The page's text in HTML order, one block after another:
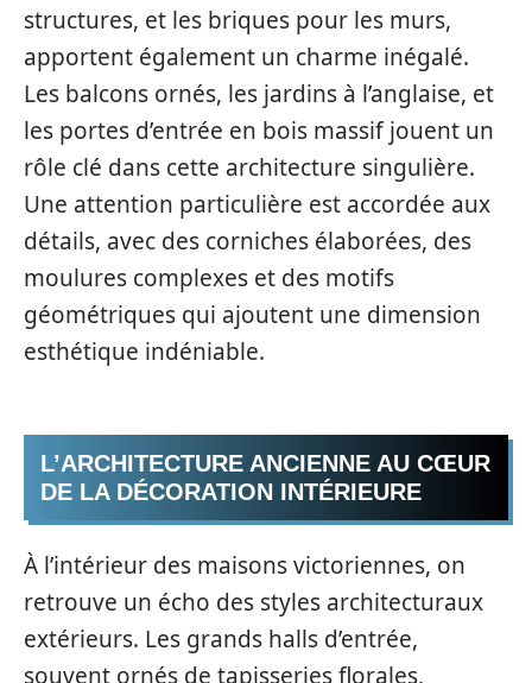
structures, et les briques pour les murs,
apportent également un charme inégalé.
Les balcons ornés, les jardins à l’anglaise, et
les portes d’entrée en bois massif jouent un
rôle clé dans cette architecture singulière.
Une attention particulière est accordée aux
détails, avec des corniches élaborées, des
moulures complexes et des motifs
géométriques qui ajoutent une dimension
esthétique indéniable.
L’ARCHITECTURE ANCIENNE AU CŒUR
DE LA DÉCORATION INTÉRIEURE
À l’intérieur des maisons victoriennes, on
retrouve un écho des styles architecturaux
extérieurs. Les grands halls d’entrée,
souvent ornés de tapisseries florales,